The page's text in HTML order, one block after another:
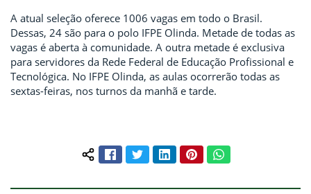
A atual seleção oferece 1006 vagas em todo o Brasil.
Dessas, 24 são para o polo IFPE Olinda. Metade de todas as
vagas é aberta à comunidade. A outra metade é exclusiva
para servidores da Rede Federal de Educação Profissional e
Tecnológica. No IFPE Olinda, as aulas ocorrerão todas as
sextas-feiras, nos turnos da manhã e tarde.
Compartilhar conteúdo:
FacebookTwitterLinkedInPinterestWhatsApp